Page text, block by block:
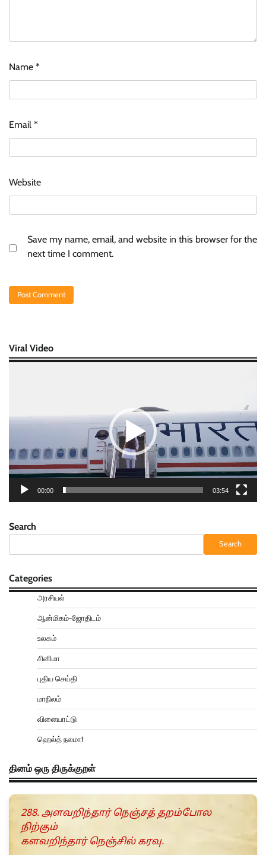
Name *
Email *
Website
Save my name, email, and website in this browser for the
next time I comment.
Viral Video
00:00 03:54
Search
Search
Categories
அரசியல்
ஆன்மிகம்-ஜோதிடம்
உலகம்
சினிமா
புதிய செய்தி
மாநிலம்
விளையாட்டு
ஹெல்த் நலமா!
தினம் ஒரு திருக்குறள்
288. அளவறிந்தார் நெஞ்சத் தறம்போல
நிற்கும்
களவறிந்தார் நெஞ்சில் கரவு.